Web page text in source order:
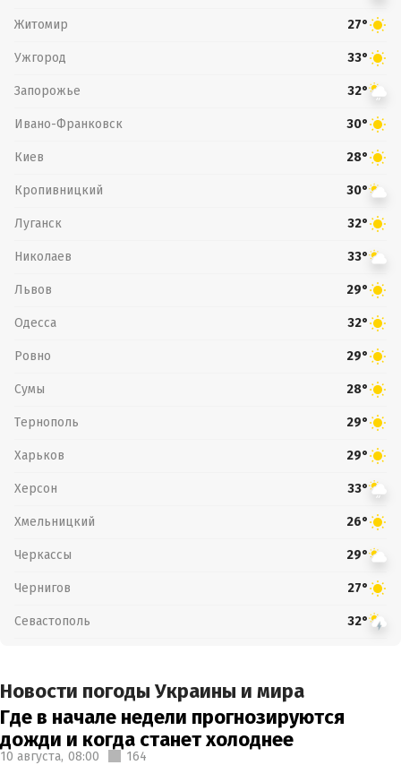
Житомир 27°
Ужгород 33°
Запорожье 32°
Ивано-Франковск 30°
Киев 28°
Кропивницкий 30°
Луганск 32°
Николаев 33°
Львов 29°
Одесса 32°
Ровно 29°
Сумы 28°
Тернополь 29°
Харьков 29°
Херсон 33°
Хмельницкий 26°
Черкассы 29°
Чернигов 27°
Севастополь 32°
Новости погоды Украины и мира
Где в начале недели прогнозируются
дожди и когда станет холоднее
10 августа, 08:00 164